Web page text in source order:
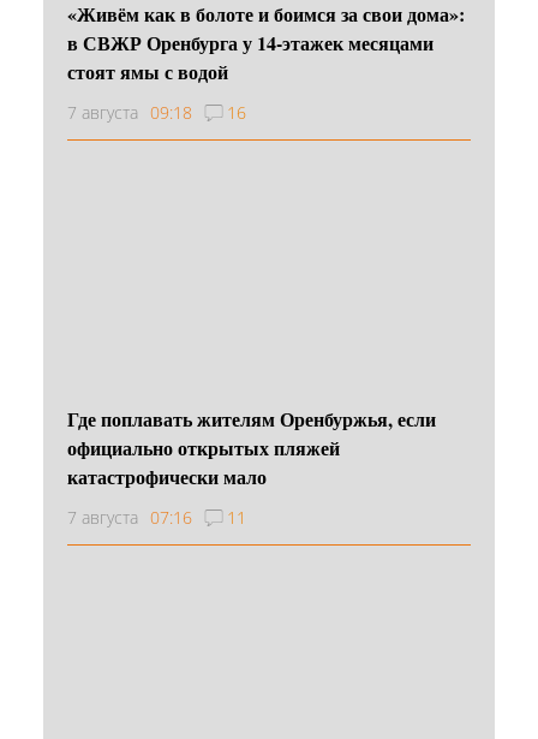
«Живём как в болоте и боимся за свои дома»:
в СВЖР Оренбурга у 14-этажек месяцами
стоят ямы с водой
7 августа 09:18 16
Где поплавать жителям Оренбуржья, если
официально открытых пляжей
катастрофически мало
7 августа 07:16 11